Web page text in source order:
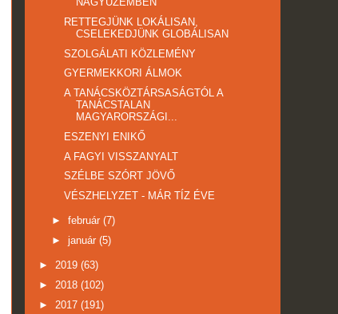
RETTEGJÜNK LOKÁLISAN,
CSELEKEDJÜNK GLOBÁLISAN
SZOLGÁLATI KÖZLEMÉNY
GYERMEKKORI ÁLMOK
A TANÁCSKÖZTÁRSASÁGTÓL A
TANÁCSTALAN
MAGYARORSZÁGI...
ESZENYI ENIKŐ
A FAGYI VISSZANYALT
SZÉLBE SZÓRT JÖVŐ
VÉSZHELYZET - MÁR TÍZ ÉVE
► február (7)
► január (5)
► 2019 (63)
► 2018 (102)
► 2017 (191)